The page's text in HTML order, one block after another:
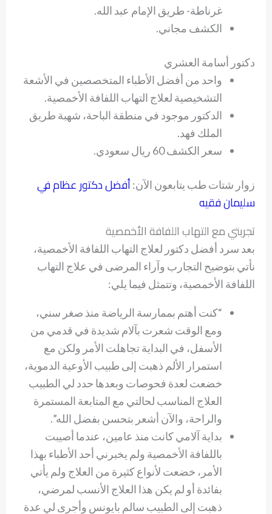
غرناطة- طريق الإمام عبد الله.
الكشف مجاني.
دكتور أسامة العشري
واحد من أفضل الأطباء المتخصصين في الأشعة
التشخيصية لعلاج التهاب اللفافة الأخمصية.
الدكتور موجود في منطقة الباحة، شهبة طريق
الملك فهد.
سعر الكشف 60 ريال سعودي.
زوار شتات طب يتابعون الآن:أفضل دكتور عظام في
سليمان فقيه
تجربتي مع التهاب اللفافة الأخمصية
بعد سرد أفضل دكتور لعلاج التهاب اللفافة الأخمصية،
نأتي بتوضيح التجارب وآراء المرضى في علاج التهاب
اللفافة الأخمصية، وتتمثل فيما يلي:
“كنت أهتم بممارسة الرياضة منذ صغر سني،
ومع الوقت شعرت بآلام شديدة في قدمي من
الأسفل، في البداية تجاهلت الأمر ولكن مع
استمرار الألم ذهبت إلى طبيب الأوعية الدموية،
خضعت لعدة فحوصات وبعدها حدد لي الطبيب
العلاج المناسب لحالتي مع المتابعة المستمرة
والراحة، والآن أشعر بتحسن بفضل الله”.
بداية آلامي كانت منذ عامين، عندما أصيبت
باللفافة الأخمصية ولم يخبرني أحد الأطباء بهذا
الأمر، خضعت لأنواع كثيرة من العلاج ولم يأتي
بفائدة أو لم يكن هذا العلاج الأنسب لمرضي،
ذهبت إلى الطبيب سالم بايونس وأجرى لي عدة